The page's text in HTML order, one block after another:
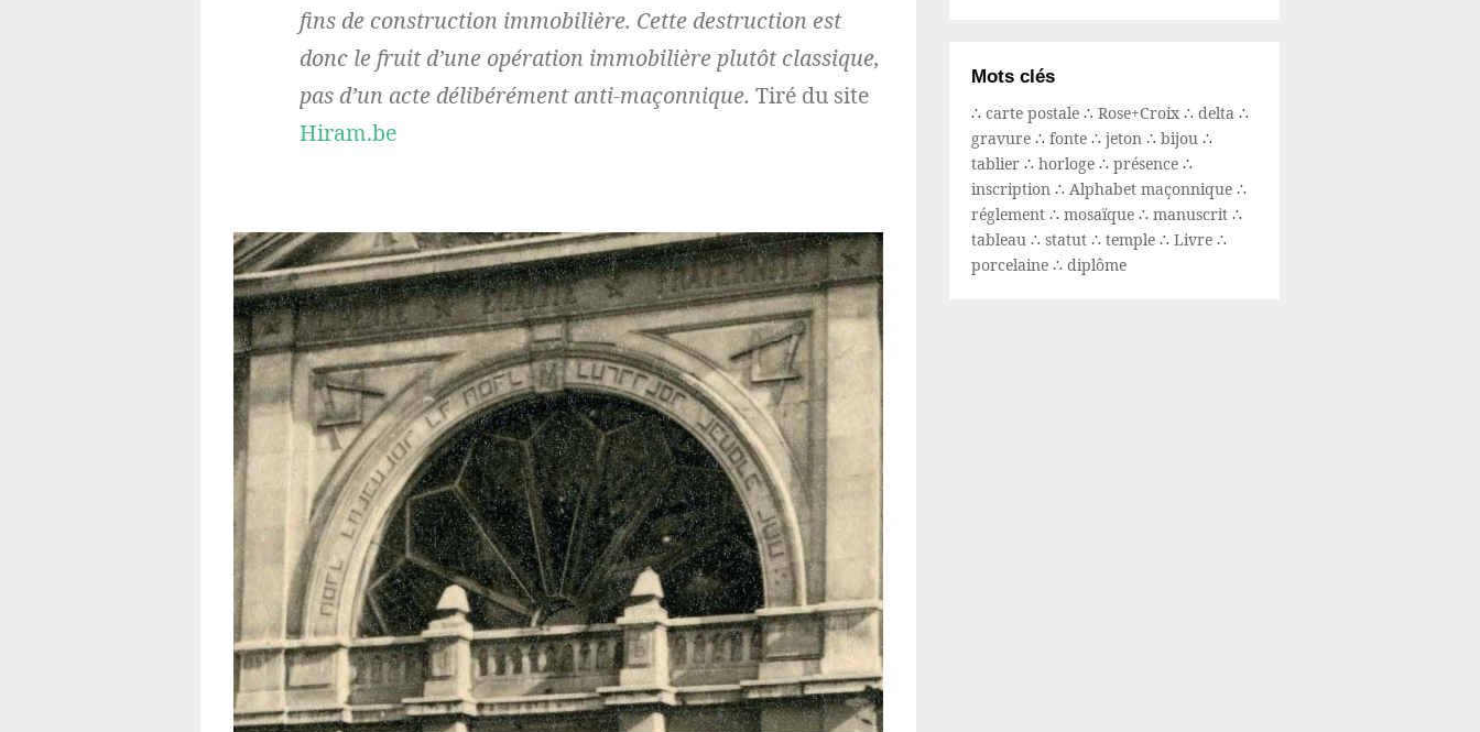
fins de construction immobilière. Cette destruction est
donc le fruit d’une opération immobilière plutôt classique,
pas d’un acte délibérément anti-maçonnique. Tiré du site
Hiram.be
Mots clés
∴ carte postale ∴ Rose+Croix ∴ delta ∴
gravure ∴ fonte ∴ jeton ∴ bijou ∴
tablier ∴ horloge ∴ présence ∴
inscription ∴ Alphabet maçonnique ∴
réglement ∴ mosaïque ∴ manuscrit ∴
tableau ∴ statut ∴ temple ∴ Livre ∴
porcelaine ∴ diplôme